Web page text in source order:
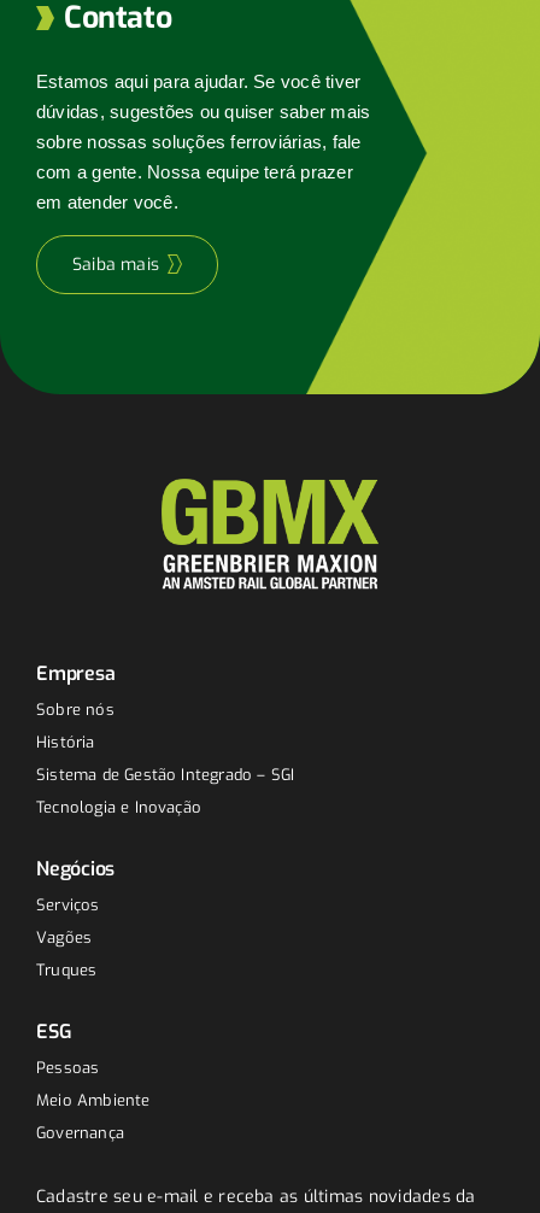
Contato
Estamos aqui para ajudar. Se você tiver
dúvidas, sugestões ou quiser saber mais
sobre nossas soluções ferroviárias, fale
com a gente. Nossa equipe terá prazer
em atender você.
Saiba mais
Empresa
Sobre nós
História
Sistema de Gestão Integrado – SGI
Tecnologia e Inovação
Negócios
Serviços
Vagões
Truques
ESG
Pessoas
Meio Ambiente
Governança
Cadastre seu e-mail e receba as últimas novidades da